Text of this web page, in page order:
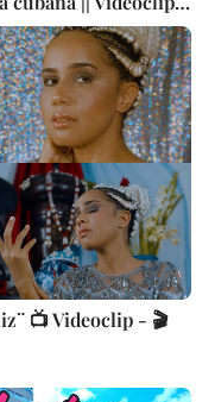
📺 Videoclip - 🎬